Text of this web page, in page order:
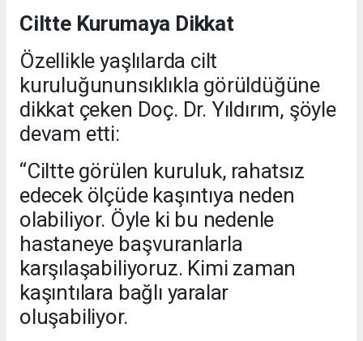
Ciltte Kurumaya Dikkat
Özellikle yaşlılarda cilt
kuruluğununsıklıkla görüldüğüne
dikkat çeken Doç. Dr. Yıldırım, şöyle
devam etti:
“Ciltte görülen kuruluk, rahatsız
edecek ölçüde kaşıntıya neden
olabiliyor. Öyle ki bu nedenle
hastaneye başvuranlarla
karşılaşabiliyoruz. Kimi zaman
kaşıntılara bağlı yaralar
oluşabiliyor.